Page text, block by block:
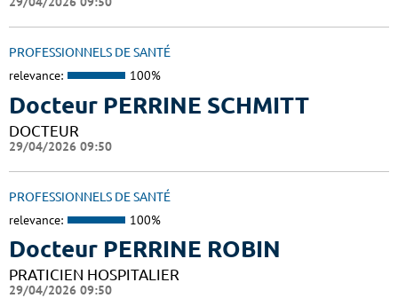
PROFESSIONNELS DE SANTÉ
relevance: 100%
Docteur PERRINE SCHMITT
DOCTEUR
29/04/2026 09:50
PROFESSIONNELS DE SANTÉ
relevance: 100%
Docteur PERRINE ROBIN
PRATICIEN HOSPITALIER
29/04/2026 09:50